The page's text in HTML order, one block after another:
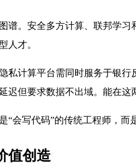
谱。安全多方计算、联邦学
人才。
私计算平台需同时服务于银
迟但要求数据不出域。能在
会写代码”的传统工程师，
值创造